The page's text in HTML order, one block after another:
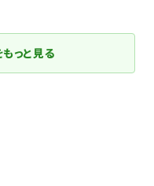
っと見る